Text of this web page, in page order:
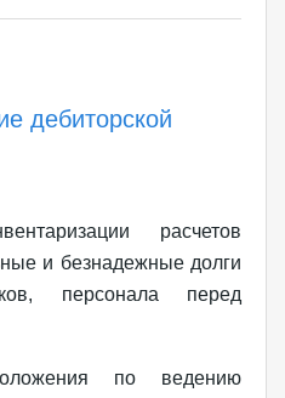
дебиторской
расчетов
и безнадежные долги
персонала перед
по ведению